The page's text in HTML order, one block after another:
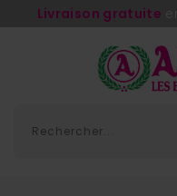
Livraison gratuite